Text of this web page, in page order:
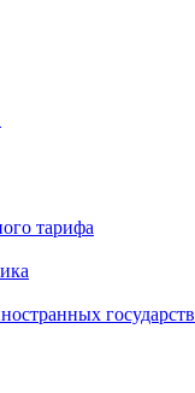
тарифа
государств